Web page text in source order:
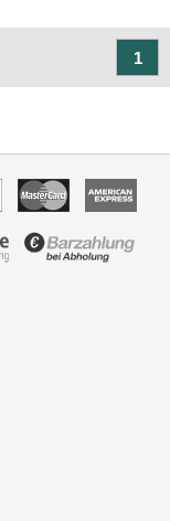
1